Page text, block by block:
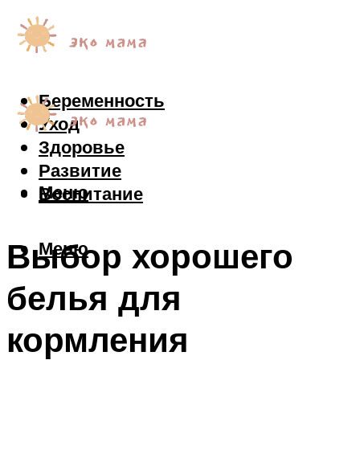
Беременность
Уход
Здоровье
Развитие
Воспитание
Меню
Меню
Выбор хорошего
белья для
кормления